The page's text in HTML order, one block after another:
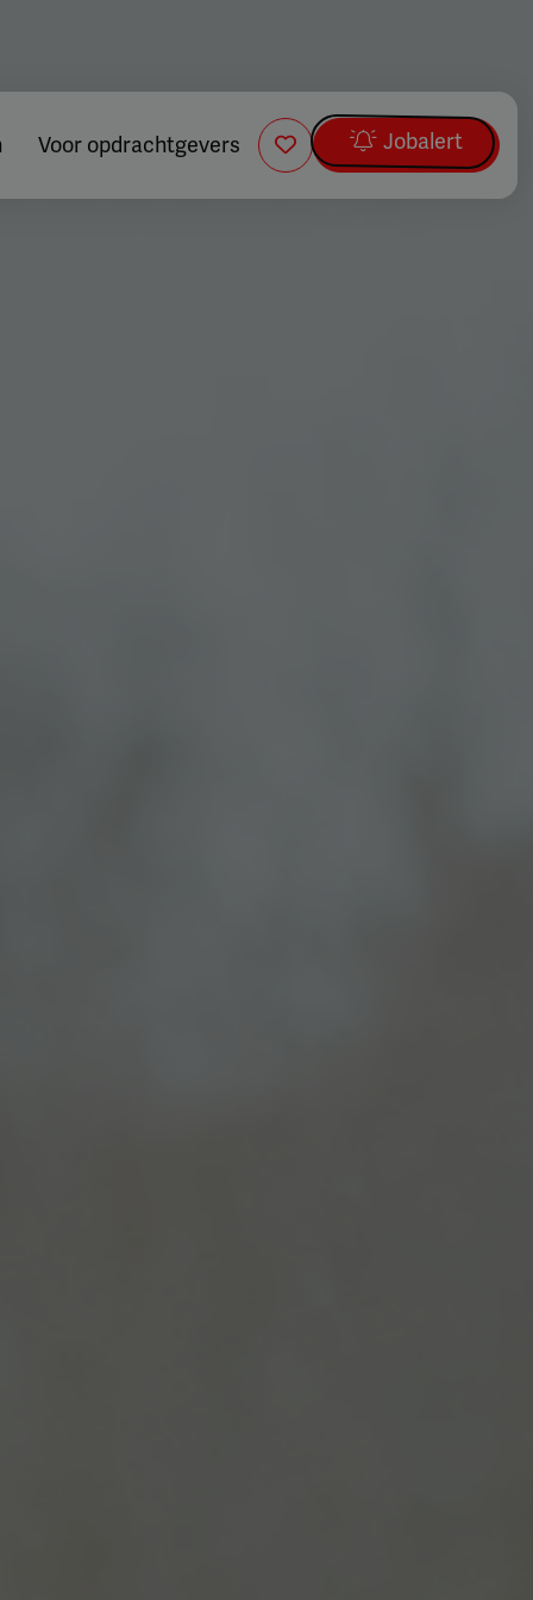
Voor opdrachtgevers Jobalert